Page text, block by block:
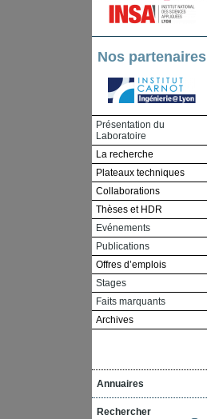
Nos partenaires
Présentation du
Laboratoire
La recherche
Plateaux techniques
Collaborations
Thèses et HDR
Evénements
Publications
Offres d’emplois
Stages
Faits marquants
Archives
Annuaires
Rechercher